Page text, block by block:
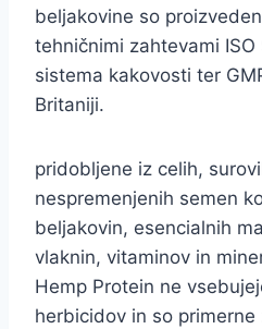
beljakovine so
tehničnimi zahtevami ISO
sistema kakovosti ter
Britaniji.
pridobljene iz celih,
nespremenjenih semen
beljakovin, esencialnih
vlaknin, vitaminov in
Hemp Protein ne
herbicidov in so